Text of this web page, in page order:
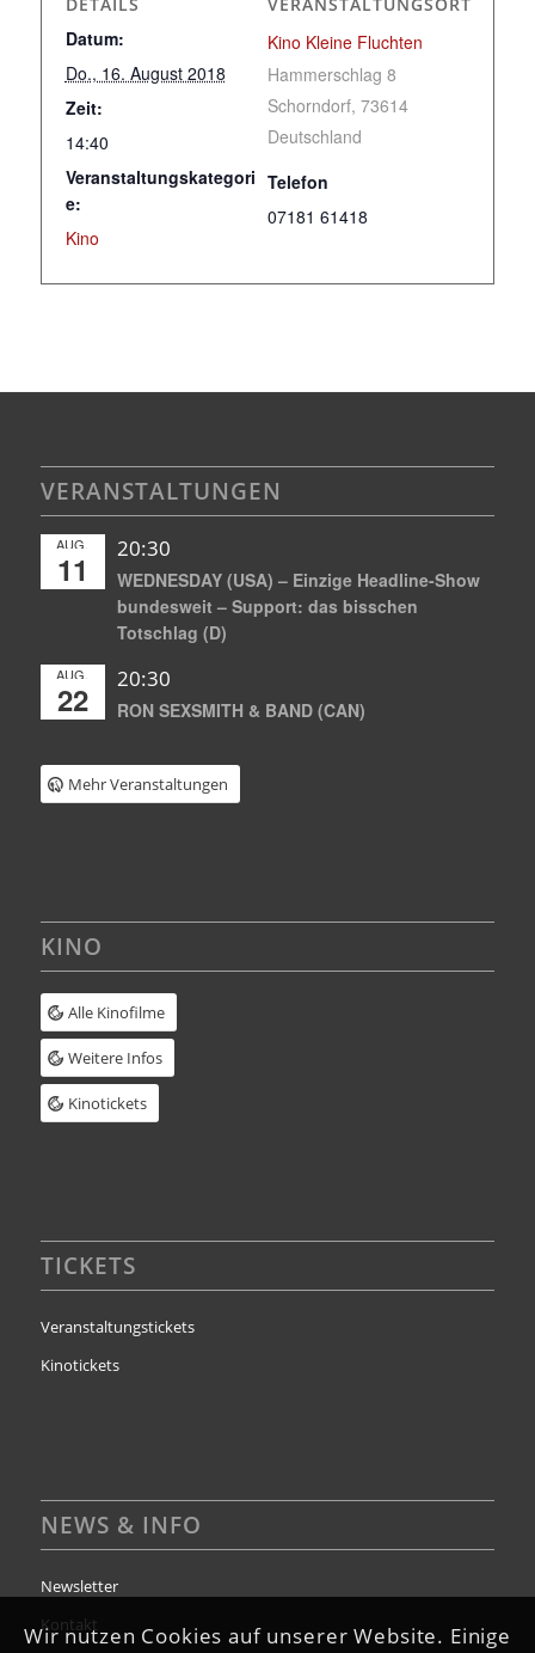
Datum:
Do., 16. August 2018
Zeit:
14:40
Veranstaltungskategori
e:
Kino
Kino Kleine Fluchten
Hammerschlag 8
Schorndorf, 73614
Deutschland
Telefon
07181 61418
VERANSTALTUNGEN
AUG.
11
20:30
WEDNESDAY (USA) – Einzige Headline-Show
bundesweit – Support: das bisschen
Totschlag (D)
AUG.
22
20:30
RON SEXSMITH & BAND (CAN)
Mehr Veranstaltungen
KINO
Alle Kinofilme
Weitere Infos
Kinotickets
TICKETS
Veranstaltungstickets
Kinotickets
NEWS & INFO
Newsletter
Kontakt
Wir nutzen Cookies auf unserer Website. Einige